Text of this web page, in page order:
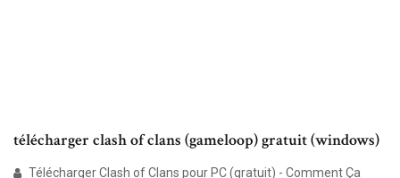
télécharger clash of clans (gameloop) gratuit (windows)
Télécharger Clash of Clans pour PC (gratuit) - Comment Ça